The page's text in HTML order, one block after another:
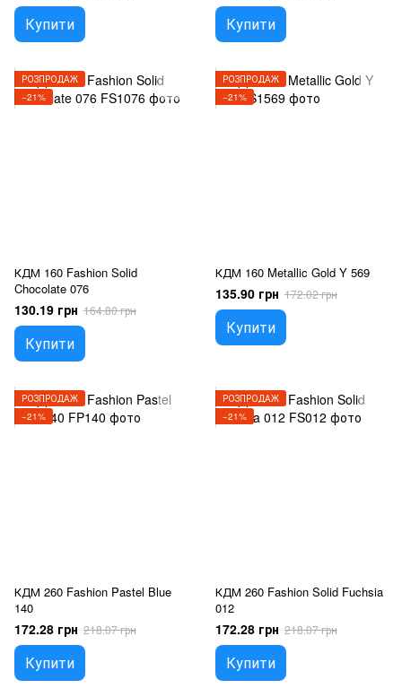
Купити Купити
РОЗПРОДАЖ
−21%
КДМ 160 Fashion Solid
Chocolate 076
130.19 грн 164.80 грн
Купити
РОЗПРОДАЖ
−21%
КДМ 160 Metallic Gold Y 569
135.90 грн 172.02 грн
Купити
РОЗПРОДАЖ
−21%
КДМ 260 Fashion Pastel Blue
140
172.28 грн 218.07 грн
Купити
РОЗПРОДАЖ
−21%
КДМ 260 Fashion Solid Fuchsia
012
172.28 грн 218.07 грн
Купити